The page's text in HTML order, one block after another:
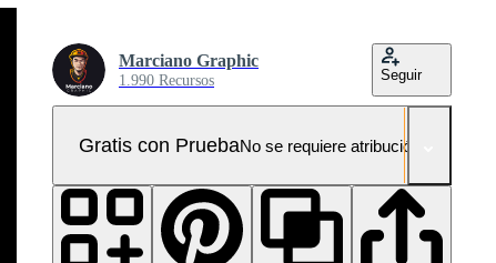
Marciano Graphic
1.990 Recursos Seguir
Gratis con PruebaNo se requiere atribución!